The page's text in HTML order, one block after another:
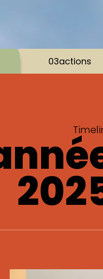
03actions